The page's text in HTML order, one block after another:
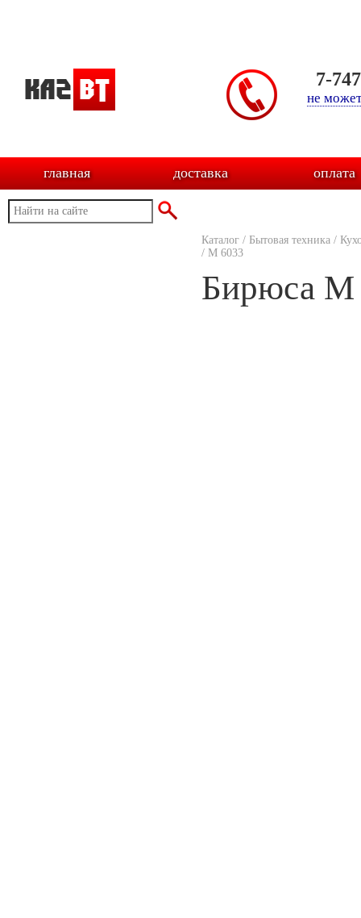
7-
не
главная доставка оплата
Каталог / Бытовая техника /
/ M 6033
Бирюса M